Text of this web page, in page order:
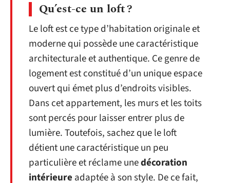
Qu’est-ce un loft?
Le loft est ce type d’habitation originale et
moderne qui possède une caractéristique
architecturale et authentique. Ce genre de
logement est constitué d’un unique espace
ouvert qui émet plus d’endroits visibles.
Dans cet appartement, les murs et les toits
sont percés pour laisser entrer plus de
lumière. Toutefois, sachez que le loft
détient une caractéristique un peu
particulière et réclame unedécoration
intérieure adaptée à son style. De ce fait,